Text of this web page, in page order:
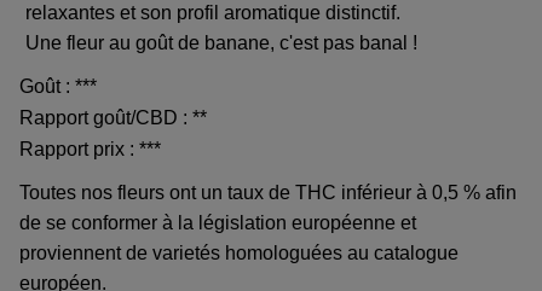
relaxantes et son profil aromatique distinctif.
Une fleur au goût de banane, c'est pas banal !
Goût : ***
Rapport goût/CBD : **
Rapport prix : ***
Toutes nos fleurs ont un taux de THC inférieur à 0,5 % afin
de se conformer à la législation européenne et
proviennent de varietés homologuées au catalogue
européen.